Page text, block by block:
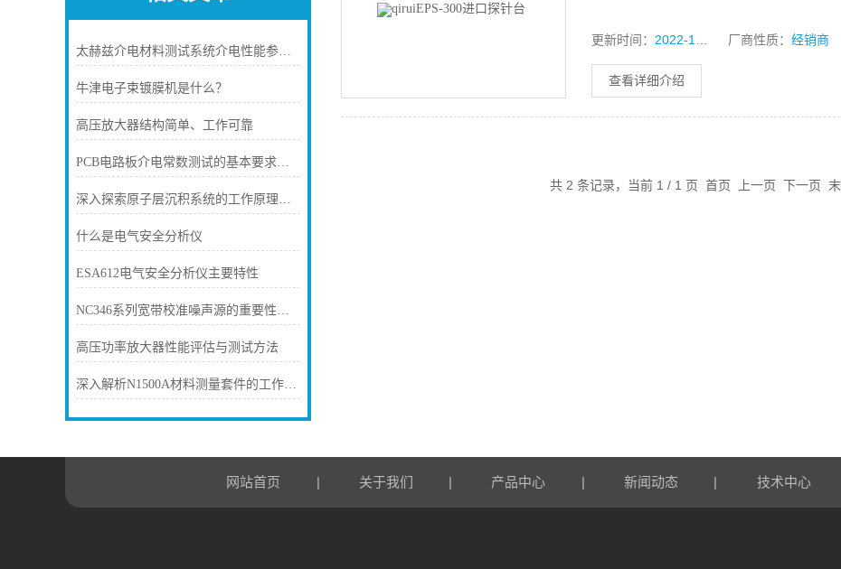
太赫兹介电材料测试系统介电性能参数原理
牛津电子束镀膜机是什么？
高压放大器结构简单、工作可靠
PCB电路板介电常数测试的基本要求是什么？
深入探索原子层沉积系统的工作原理与优势
什么是电气安全分析仪
ESA612电气安全分析仪主要特性
NC346系列宽带校准噪声源的重要性及应用
高压功率放大器性能评估与测试方法
深入解析N1500A材料测量套件的工作原理
更新时间： 2022-11-11 厂商性质： 经销商
查看详细介绍
共 2 条记录，当前 1 / 1 页 首页 上一页 下一页
网站首页 | 关于我们 | 产品中心 | 新闻动态 | 技术中心